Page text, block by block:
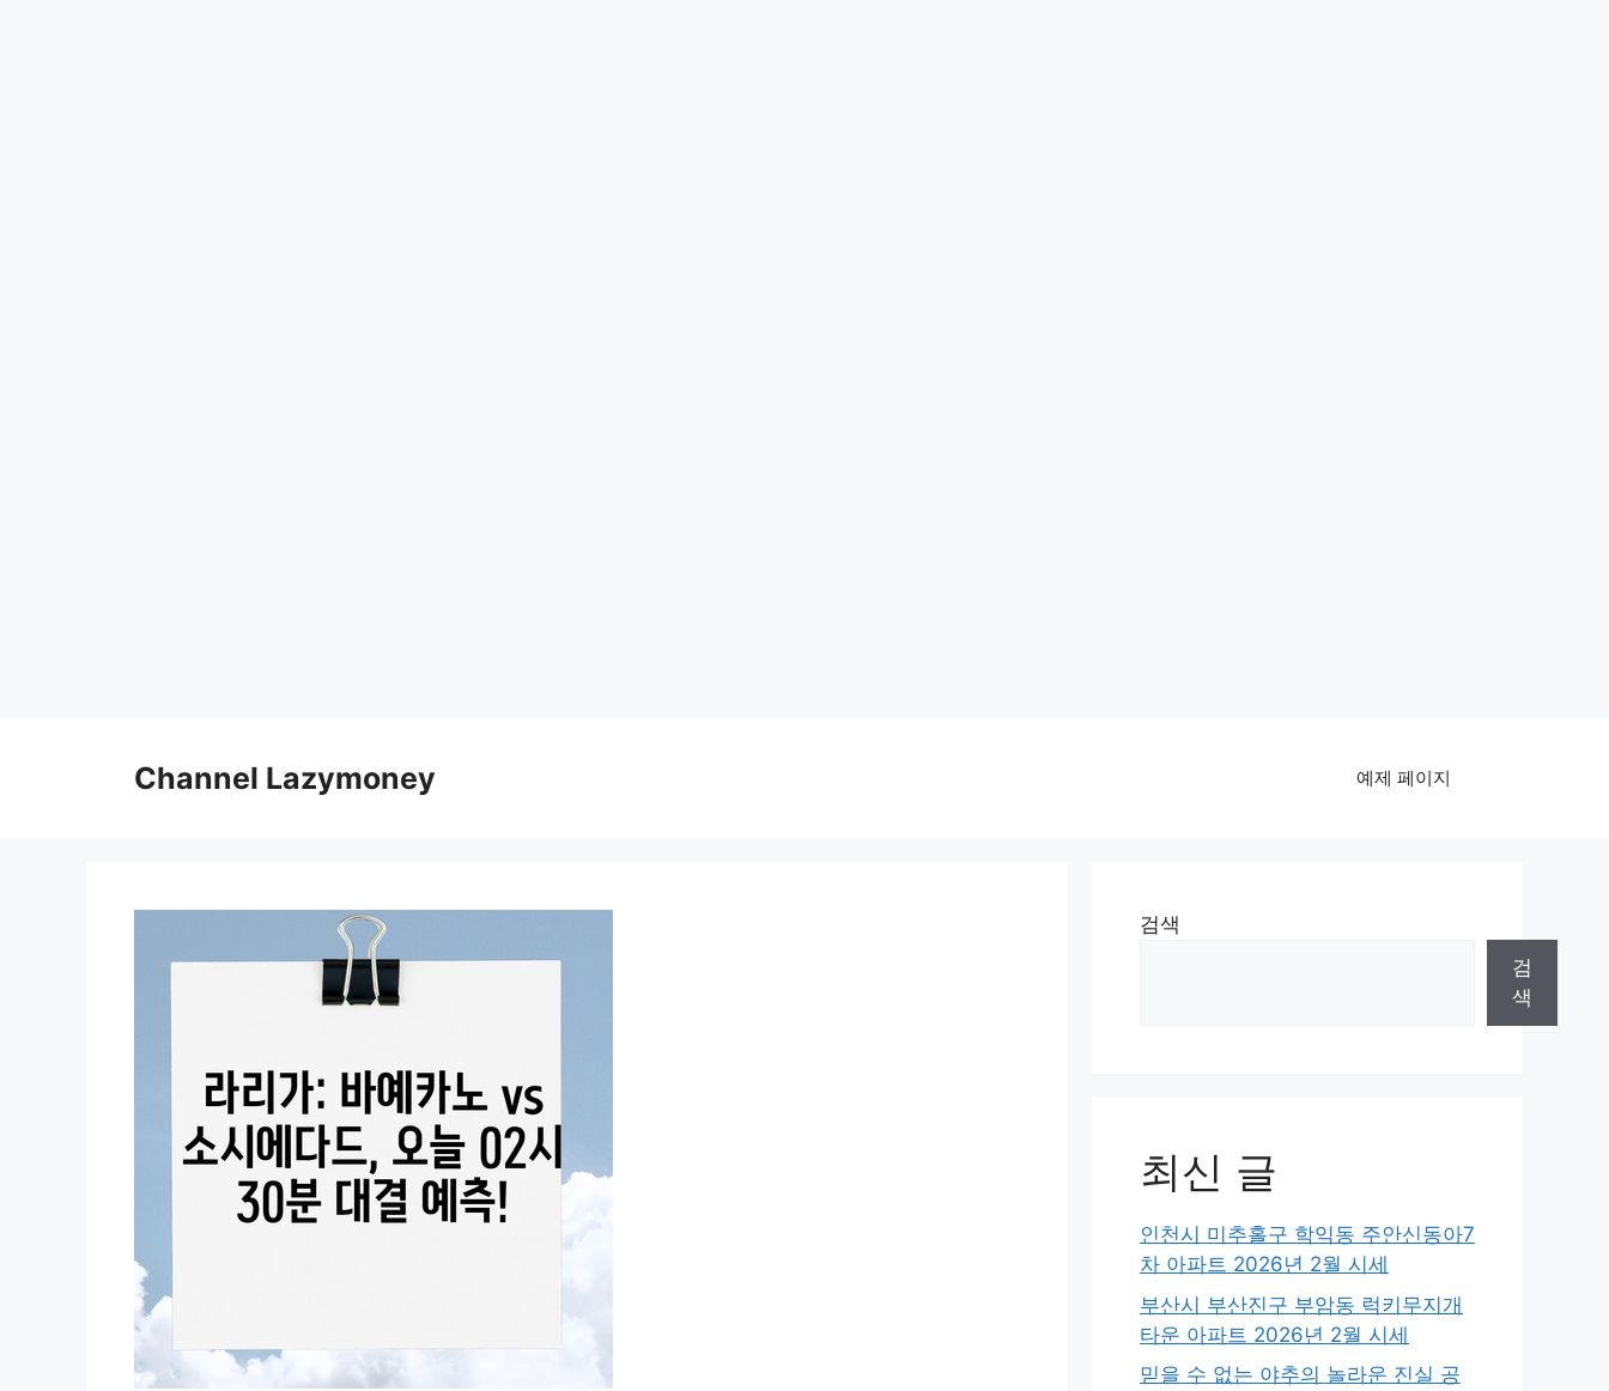
Channel Lazymoney 예제 페이지
검색
검
색
최신 글
인천시 미추홀구 학익동 주안신동아7
차 아파트 2026년 2월 시세
부산시 부산진구 부암동 럭키무지개
타운 아파트 2026년 2월 시세
믿을 수 없는 야추의 놀라운 진실 공